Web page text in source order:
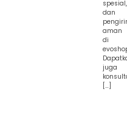
spesial,
dan
aman
di
juga
[…]